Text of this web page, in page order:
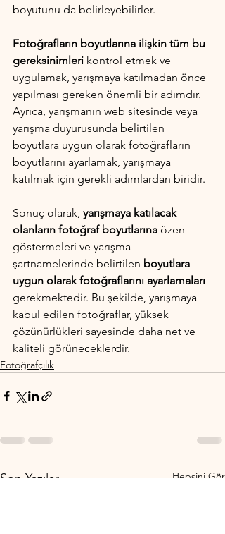
boyutunu da belirleyebilirler.
Fotoğrafların boyutlarına ilişkin tüm bu
gereksinimleri kontrol etmek ve
uygulamak, yarışmaya katılmadan önce
yapılması gereken önemli bir adımdır.
Ayrıca, yarışmanın web sitesinde veya
yarışma duyurusunda belirtilen
boyutlara uygun olarak fotoğrafların
boyutlarını ayarlamak, yarışmaya
katılmak için gerekli adımlardan biridir.
Sonuç olarak, yarışmaya katılacak
olanların fotoğraf boyutlarına özen
göstermeleri ve yarışma
şartnamelerinde belirtilen boyutlara
uygun olarak fotoğraflarını ayarlamaları
gerekmektedir. Bu şekilde, yarışmaya
kabul edilen fotoğraflar, yüksek
çözünürlükleri sayesinde daha net ve
kaliteli görüneceklerdir.
Fotoğrafçılık
Son Yazılar Hepsini Gör